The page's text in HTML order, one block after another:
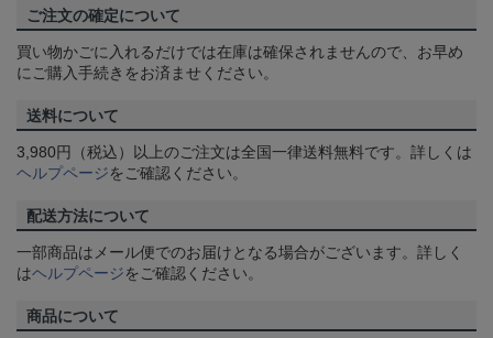
ご注文の確定について
買い物かごに入れるだけでは在庫は確保されませんので、お早め
にご購入手続きをお済ませください。
送料について
3,980円（税込）以上のご注文は全国一律送料無料です。詳しくは
ヘルプページをご確認ください。
配送方法について
一部商品はメール便でのお届けとなる場合がございます。詳しく
はヘルプページをご確認ください。
商品について